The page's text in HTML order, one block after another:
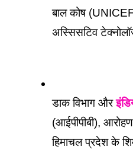
बाल कोष
अस्सिसटिव
डाक विभाग और
(आईपीपीबी),
हिमाचल प्रदेश के